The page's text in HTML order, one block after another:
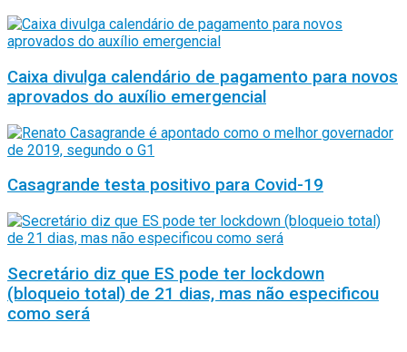
Caixa divulga calendário de pagamento para novos
aprovados do auxílio emergencial
Casagrande testa positivo para Covid-19
Secretário diz que ES pode ter lockdown
(bloqueio total) de 21 dias, mas não especificou
como será